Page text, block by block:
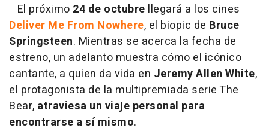
El próximo 24 de octubre llegará a los cines
Deliver Me From Nowhere, el biopic de Bruce
Springsteen. Mientras se acerca la fecha de
estreno, un adelanto muestra cómo el icónico
cantante, a quien da vida en Jeremy Allen White,
el protagonista de la multipremiada serie The
Bear, atraviesa un viaje personal para
encontrarse a sí mismo.